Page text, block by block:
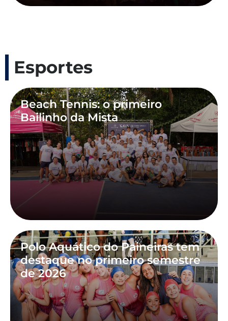
Esportes
Beach Tennis: o primeiro
Bailinho da Mista
Polo Aquático do Paineiras tem
destaque no primeiro semestre
de 2026